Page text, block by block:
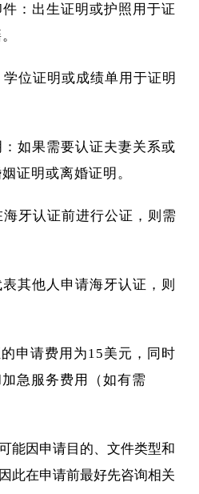
：出生证明或护照用于证
位证明或成绩单用于证明
如果需要认证夫妻关系或
证明或离婚证明。
牙认证前进行公证，则需
其他人申请海牙认证，则
申请费用为15美元，同时
急服务费用（如有需
能因申请目的、文件类型和
此在申请前最好先咨询相关